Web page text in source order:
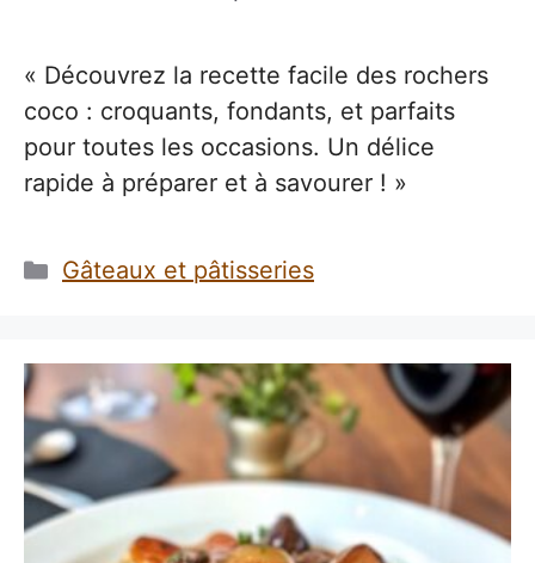
« Découvrez la recette facile des rochers
coco : croquants, fondants, et parfaits
pour toutes les occasions. Un délice
rapide à préparer et à savourer ! »
Catégories
Gâteaux et pâtisseries